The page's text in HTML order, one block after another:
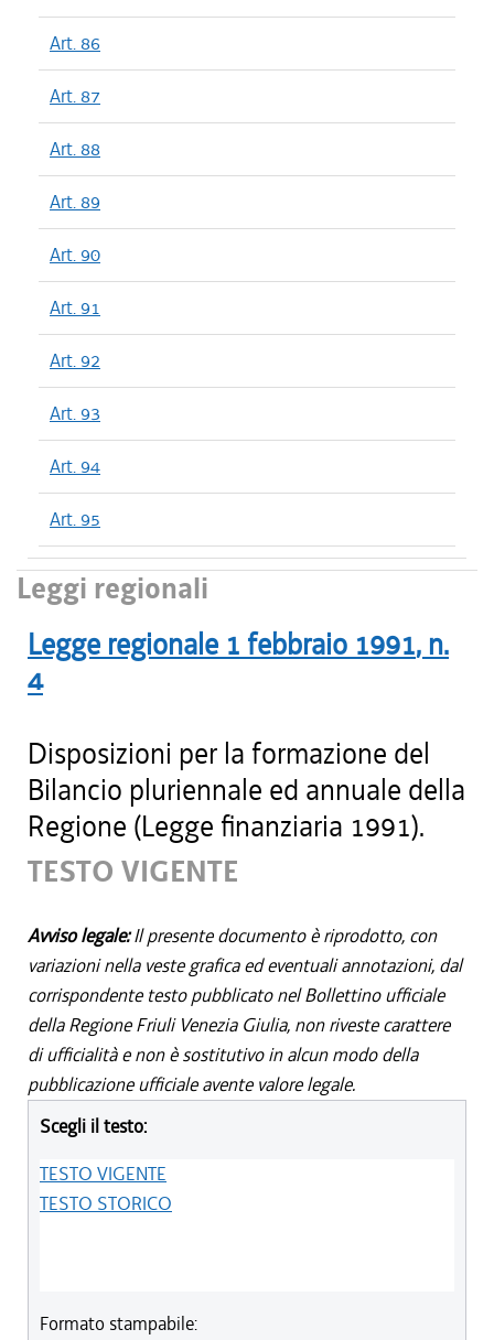
Art. 86
Art. 87
Art. 88
Art. 89
Art. 90
Art. 91
Art. 92
Art. 93
Art. 94
Art. 95
Leggi regionali
Legge regionale 1 febbraio 1991, n.
4
Disposizioni per la formazione del
Bilancio pluriennale ed annuale della
Regione (Legge finanziaria 1991).
TESTO VIGENTE
Avviso legale:Il presente documento è riprodotto, con
variazioni nella veste grafica ed eventuali annotazioni, dal
corrispondente testo pubblicato nel Bollettino ufficiale
della Regione Friuli Venezia Giulia, non riveste carattere
di ufficialità e non è sostitutivo in alcun modo della
pubblicazione ufficiale avente valore legale.
Scegli il testo:
TESTO VIGENTE
TESTO STORICO
Formato stampabile: